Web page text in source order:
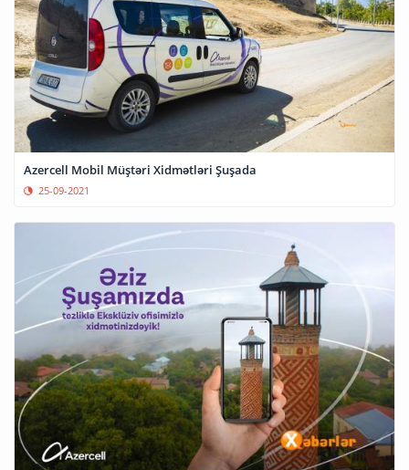
Azercell Mobil Müştəri Xidmətləri Şuşada
25-09-2021